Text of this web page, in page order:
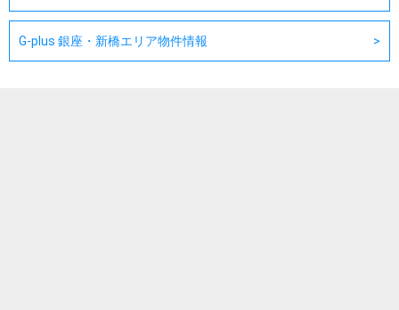
G-plus 銀座・新橋エリア物件情報